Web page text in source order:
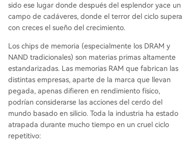
sido ese lugar donde después del esplendor yace un
campo de cadáveres, donde el terror del ciclo supera
con creces el sueño del crecimiento.
Los chips de memoria (especialmente los DRAM y
NAND tradicionales) son materias primas altamente
estandarizadas. Las memorias RAM que fabrican las
distintas empresas, aparte de la marca que llevan
pegada, apenas difieren en rendimiento físico,
podrían considerarse las acciones del cerdo del
mundo basado en silicio. Toda la industria ha estado
atrapada durante mucho tiempo en un cruel ciclo
repetitivo: